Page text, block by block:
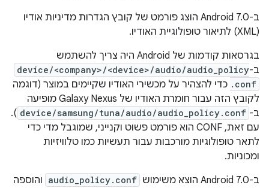
ב-Android 7.0 הוצג פורמט של קובץ הגדרות מדיניות אודיו
(XML) לתיאור טופולוגיית האודיו.
בגרסאות קודמות של Android היה צריך להשתמש
ב-device/<company>/<device>/audio/audio_policy
.conf כדי להצהיר על מכשירי האודיו שקיימים במוצר (דוגמה
לקובץ הזה עבור חומרת האודיו של Galaxy Nexus מופיעה
ב- device/samsung/tuna/audio/audio_policy.conf
).
עם זאת, CONF הוא פורמט פשוט וקנייני, שמוגבל מדי כדי
לתאר טופולוגיות מורכבות עבור תעשיות כמו טלוויזיות
ומכוניות.
ב-Android 7.0 הוצא משימוש
audio_policy.conf והוספה